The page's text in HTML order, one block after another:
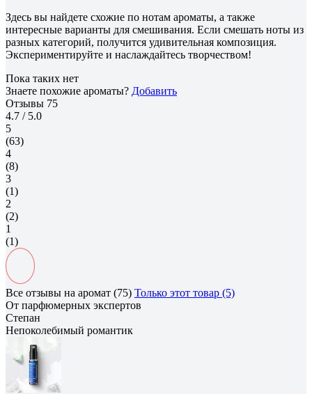
Здесь вы найдете схожие по нотам ароматы, а также
интересные варианты для смешивания. Если смешать ноты из
разных категорий, получится удивительная композиция.
Экспериментируйте и наслаждайтесь творчеством!
Пока таких нет
Знаете похожие ароматы? Добавить
Отзывы 75
4.7 / 5.0
5
(63)
4
(8)
3
(1)
2
(2)
1
(1)
Все отзывы на аромат (75) Только этот товар (5)
От парфюмерных экспертов
Степан
Непоколебимый романтик